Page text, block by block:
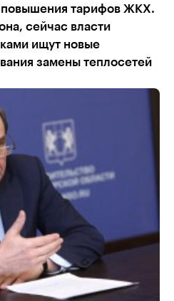
повышения тарифов ЖКХ.
сейчас власти
ищут новые
замены теплосетей